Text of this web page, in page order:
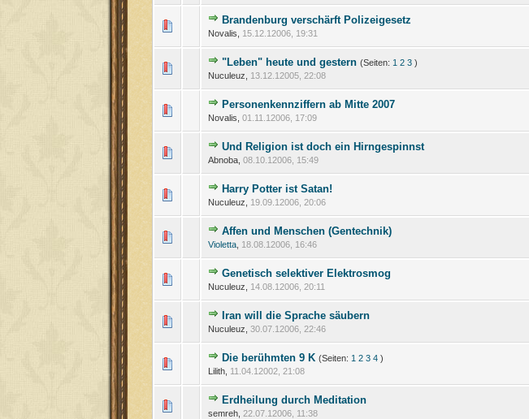
Brandenburg verschärft Polizeigesetz
Novalis, 15.12.12006, 19:31
"Leben" heute und gestern (Seiten: 1 2 3 )
Nuculeuz, 13.12.12005, 22:08
Personenkennziffern ab Mitte 2007
Novalis, 01.11.12006, 17:09
Und Religion ist doch ein Hirngespinnst
Abnoba, 08.10.12006, 15:49
Harry Potter ist Satan!
Nuculeuz, 19.09.12006, 20:06
Affen und Menschen (Gentechnik)
Violetta 18.08.12006, 16:46
Genetisch selektiver Elektrosmog
Nuculeuz, 14.08.12006, 20:11
Iran will die Sprache säubern
Nuculeuz, 30.07.12006, 22:46
Die berühmten 9 K (Seiten: 1 2 3 4 )
Lilith, 11.04.12002, 21:08
Erdheilung durch Meditation
semreh, 22.07.12006, 11:38